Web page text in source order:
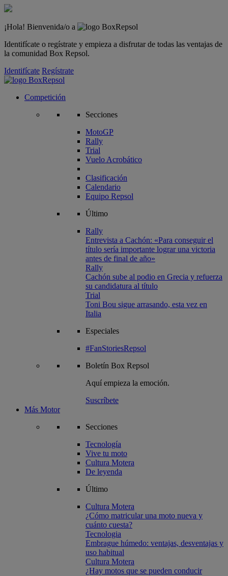
¡Hola! Bienvenida/o a
Identifícate o regístrate y empieza a disfrutar de todas las ventajas de
la comunidad Box Repsol.
Identifícate Regístrate
Competición
Secciones
MotoGP
Rally
Trial
Vuelo Acrobático
Clasificación
Calendario
Equipo Repsol
Último
Rally
Entrevista a Cachón: «Para conseguir el
título sería importante lograr una victoria
antes de final de año»
Rally
Cachón sube al podio en Grecia y refuerza
su candidatura al título
Trial
Toni Bou sigue arrasando, esta vez en
Italia
Especiales
#FanStoriesRepsol
Boletín Box Repsol
Aquí empieza la emoción.
Suscríbete
Más Motor
Secciones
Tecnología
Vive tu moto
Cultura Motera
De leyenda
Último
Cultura Motera
¿Cómo matricular una moto nueva y
cuánto cuesta?
Tecnologia
Embrague húmedo: ventajas, desventajas y
uso habitual
Cultura Motera
¿Hay motos que se pueden conducir